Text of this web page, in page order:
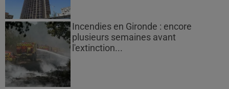
Incendies en Gironde : encore
plusieurs semaines avant
l'extinction...